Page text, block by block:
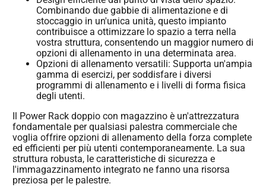
Combinando due gabbie di alimentazione e di
stoccaggio in un'unica unità, questo impianto
contribuisce a ottimizzare lo spazio a terra nella
vostra struttura, consentendo un maggior numero di
opzioni di allenamento in una determinata area.
Opzioni di allenamento versatili: Supporta un'ampia
gamma di esercizi, per soddisfare i diversi
programmi di allenamento e i livelli di forma fisica
degli utenti.
Il Power Rack doppio con magazzino è un'attrezzatura
fondamentale per qualsiasi palestra commerciale che
voglia offrire opzioni di allenamento della forza complete
ed efficienti per più utenti contemporaneamente. La sua
struttura robusta, le caratteristiche di sicurezza e
l'immagazzinamento integrato ne fanno una risorsa
preziosa per le palestre.